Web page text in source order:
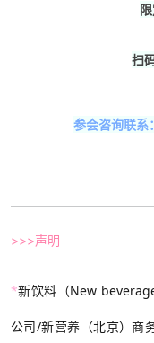
扫
参会咨询联系
>>>声明
*新饮料（New
公司/新营养（北京）商